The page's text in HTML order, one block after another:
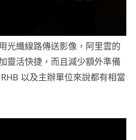
光纖線路傳送影像，阿里雲的
靈活快捷，而且減少額外準備
以及主辦單位來說都有相當